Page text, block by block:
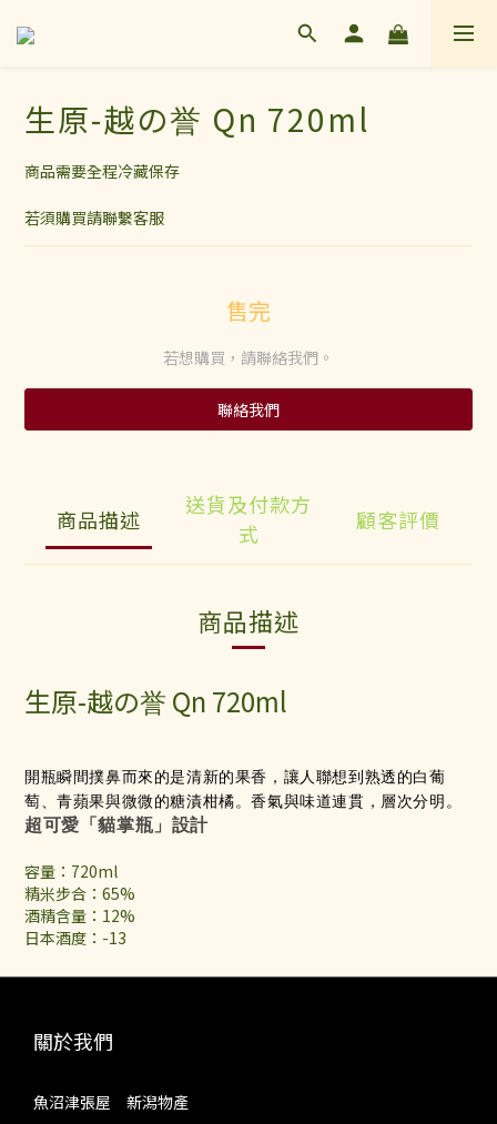
生原-越の誉 Qn 720ml
商品需要全程冷藏保存
若須購買請聯繫客服
售完
若想購買，請聯絡我們。
聯絡我們
商品描述
送貨及付款方
式
顧客評價
商品描述
生原-越の誉 Qn 720ml
開瓶瞬間撲鼻而來的是清新的果香，讓人聯想到熟透的白葡
萄、青蘋果與微微的糖漬柑橘。香氣與味道連貫，層次分明。
超可愛「貓掌瓶」設計
容量：720ml
精米步合：65%
酒精含量：12%
日本酒度：-13
關於我們
魚沼津張屋 新潟物產